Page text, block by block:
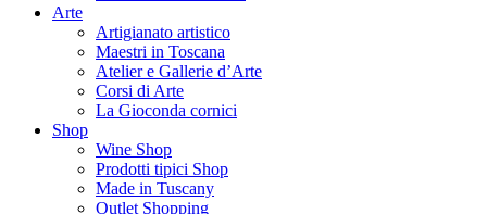
Arte
Artigianato artistico
Maestri in Toscana
Atelier e Gallerie d’Arte
Corsi di Arte
La Gioconda cornici
Shop
Wine Shop
Prodotti tipici Shop
Made in Tuscany
Outlet Shopping